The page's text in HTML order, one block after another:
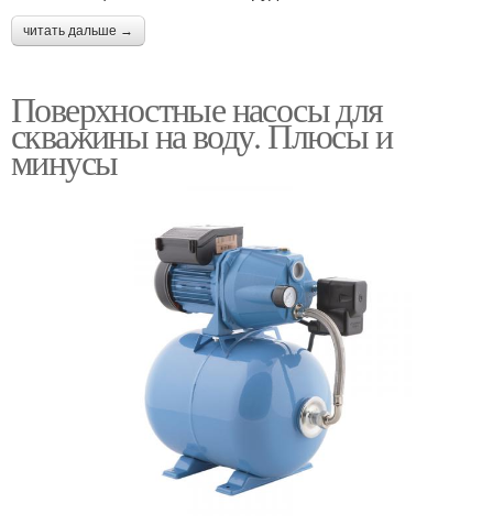
читать дальше →
Поверхностные насосы для
скважины на воду. Плюсы и
минусы